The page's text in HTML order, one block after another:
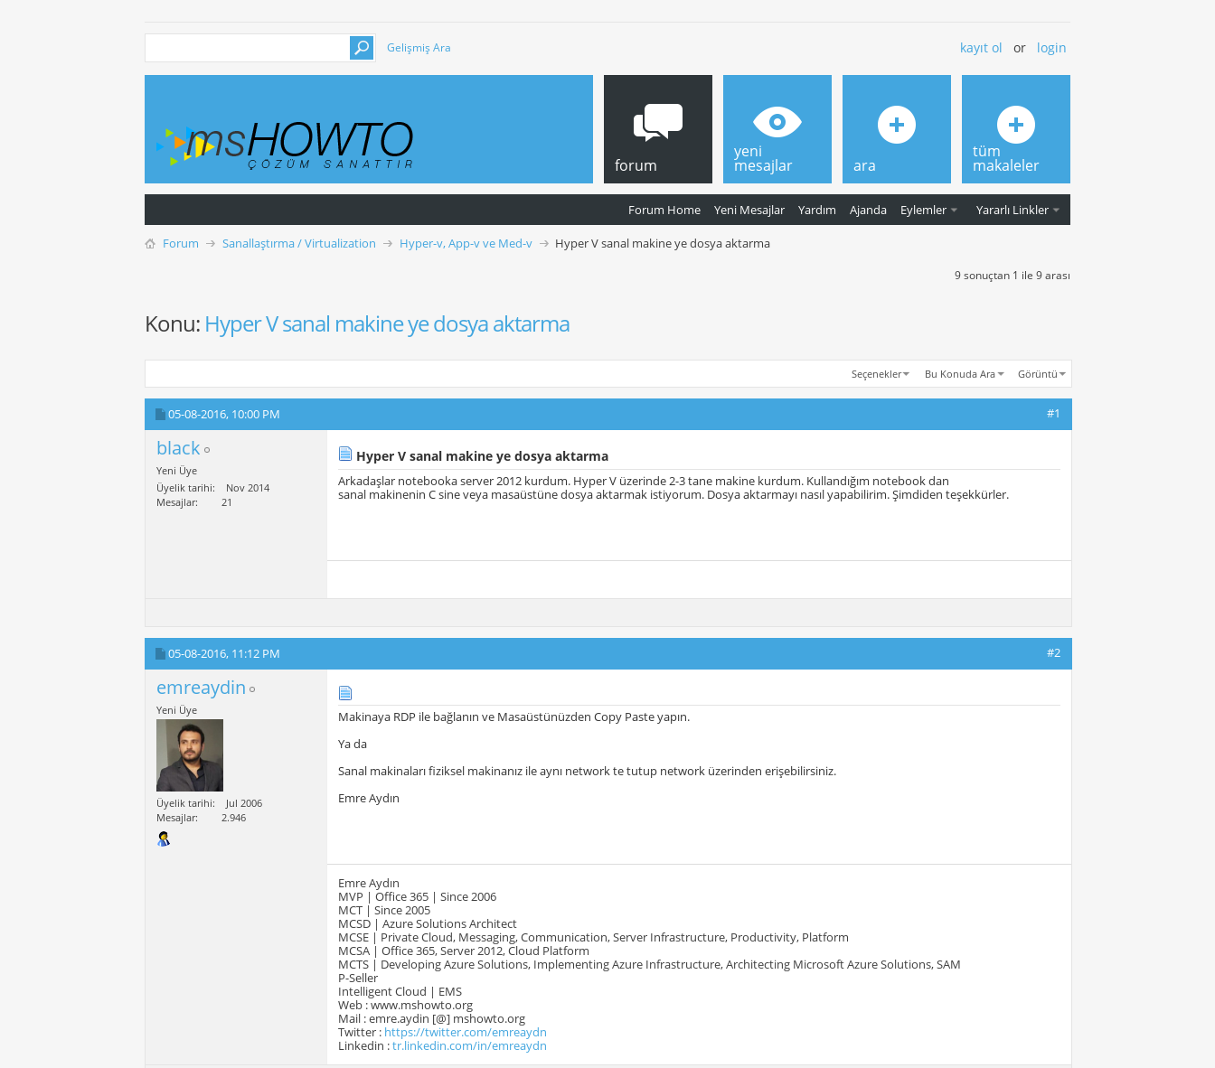
Gelişmiş Ara kayıt ol or login
forum
Forum Home Yeni Mesajlar Yardım Ajanda Eylemler Yararlı Linkler
yeni
mesajlar ara
tüm
makaleler
Forum Sanallaştırma / Virtualization Hyper-v, App-v ve Med-v Hyper V sanal makine ye dosya aktarma
9 sonuçtan 1 ile 9 arası
Konu: Hyper V sanal makine ye dosya aktarma
Seçenekler Bu Konuda Ara Görüntü
05-08-2016, 10:00 PM #1
black
Yeni Üye
Üyelik tarihi
Nov 2014
Mesajlar
21
Hyper V sanal makine ye dosya aktarma
Arkadaşlar notebooka server 2012 kurdum. Hyper V üzerinde 2-3 tane makine kurdum. Kullandığım notebook dan
sanal makinenin C sine veya masaüstüne dosya aktarmak istiyorum. Dosya aktarmayı nasıl yapabilirim. Şimdiden teşekkürler.
05-08-2016, 11:12 PM #2
emreaydin
Yeni Üye
Üyelik tarihi
Jul 2006
Mesajlar
2.946
Makinaya RDP ile bağlanın ve Masaüstünüzden Copy Paste yapın.
Ya da
Sanal makinaları fiziksel makinanız ile aynı network te tutup network üzerinden erişebilirsiniz.
Emre Aydın
Emre Aydın
MVP | Office 365 | Since 2006
MCT | Since 2005
MCSD | Azure Solutions Architect
MCSE | Private Cloud, Messaging, Communication, Server Infrastructure, Productivity, Platform
MCSA | Office 365, Server 2012, Cloud Platform
MCTS | Developing Azure Solutions, Implementing Azure Infrastructure, Architecting Microsoft Azure Solutions, SAM
P-Seller
Intelligent Cloud | EMS
Web : www.mshowto.org
Mail : emre.aydin [@] mshowto.org
Twitter : https://twitter.com/emreaydn
Linkedin :tr.linkedin.com/in/emreaydn